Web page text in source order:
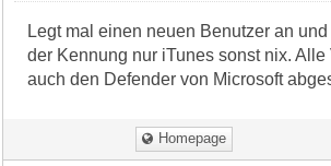
Legt mal einen neuen Benutzer an
der Kennung nur iTunes sonst nix.
auch den Defender von Microsoft
Homepage